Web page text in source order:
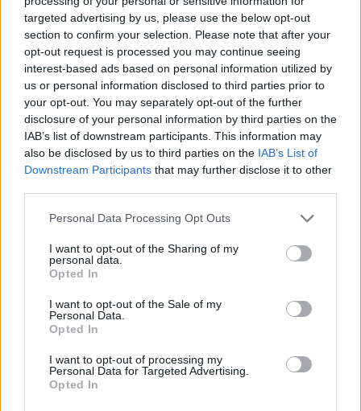
targeted advertising by us, please use the below opt-out
section to confirm your selection. Please note that after your
opt-out request is processed you may continue seeing
interest-based ads based on personal information utilized by
us or personal information disclosed to third parties prior to
your opt-out. You may separately opt-out of the further
disclosure of your personal information by third parties on the
IAB’s list of downstream participants. This information may
also be disclosed by us to third parties on the IAB’s List of
Downstream Participants that may further disclose it to other
Personal Data Processing Opt Outs
I want to opt-out of the Sharing of my
personal data.
Opted In
I want to opt-out of the Sale of my
Personal Data.
Opted In
I want to opt-out of processing my
Personal Data for Targeted Advertising.
Opted In
una storia diversa dobbiamo proteggerlo, mi
ci metto io a petto nudo se serve", conclude il
dirigente. E Sinner? Ha già preso una
decisione? A racogliere le ultime
indiscrezioni è laGazzetta dello sportche sul
suo sito rivela: nonostante "l'insistenza" di
Amadeus, "Jannik avrebbegià deciso di
rifiutarel'invito". Sarà così?